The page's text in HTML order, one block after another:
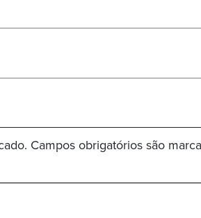
Campos obrigatórios são